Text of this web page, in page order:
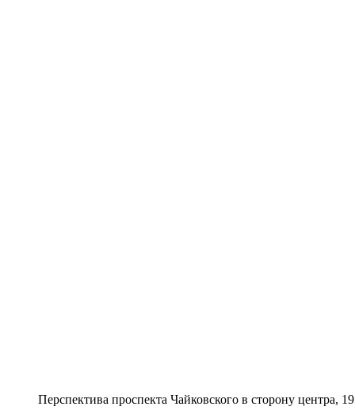
Перспектива проспекта Чайковского в сторону центра,